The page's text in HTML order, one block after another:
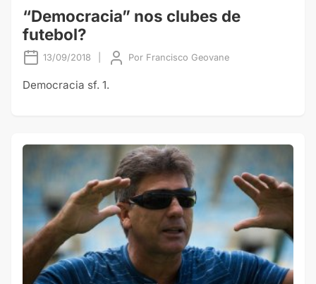
“Democracia” nos clubes de
futebol?
13/09/2018 Por Francisco Geovane
Democracia sf. 1.